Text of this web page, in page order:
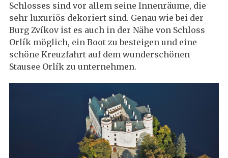
Schlosses sind vor allem seine Innenräume, die
sehr luxuriös dekoriert sind. Genau wie bei der
Burg Zvíkov ist es auch in der Nähe von Schloss
Orlík möglich, ein Boot zu besteigen und eine
schöne Kreuzfahrt auf dem wunderschönen
Stausee Orlík zu unternehmen.